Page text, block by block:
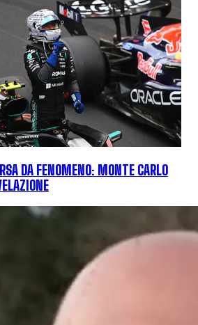
DA FENOMENO: MONTE CARLO